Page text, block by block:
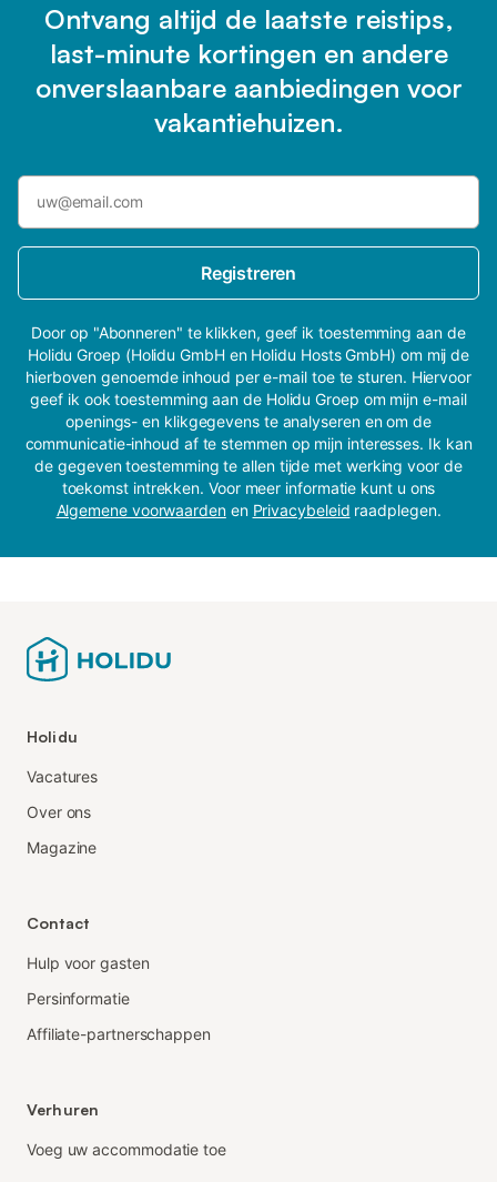
Ontvang altijd de laatste reistips,
last-minute kortingen en andere
onverslaanbare aanbiedingen voor
vakantiehuizen.
Registreren
Door op "Abonneren" te klikken, geef ik toestemming aan de
Holidu Groep (Holidu GmbH en Holidu Hosts GmbH) om mij de
hierboven genoemde inhoud per e-mail toe te sturen. Hiervoor
geef ik ook toestemming aan de Holidu Groep om mijn e-mail
openings- en klikgegevens te analyseren en om de
communicatie-inhoud af te stemmen op mijn interesses. Ik kan
de gegeven toestemming te allen tijde met werking voor de
toekomst intrekken. Voor meer informatie kunt u ons
Algemene voorwaardenen Privacybeleid raadplegen.
Holidu
Vacatures
Over ons
Magazine
Contact
Hulp voor gasten
Persinformatie
Affiliate-partnerschappen
Verhuren
Voeg uw accommodatie toe